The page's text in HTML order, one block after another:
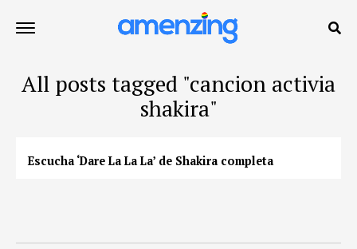
All posts tagged "cancion activia
shakira"
Escucha ‘Dare La La La’ de Shakira completa